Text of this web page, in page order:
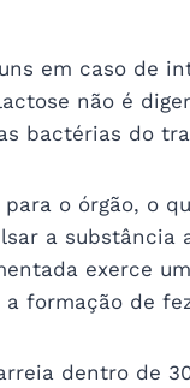
em caso de
não é
bactérias do
o órgão, o
a substância
exerce
formação de
dentro de